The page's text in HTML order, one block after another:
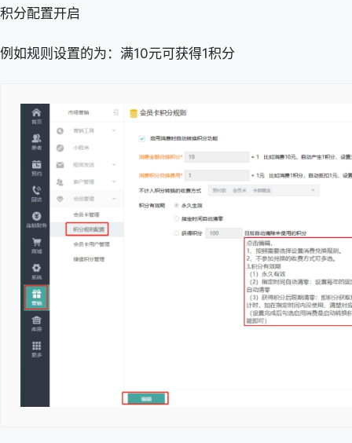
积分配置开启
例如规则设置的为：满10元可获得1积分